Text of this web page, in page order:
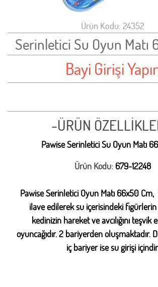
Ürün Kodu: 24352
Serinletici Su Oyun Matı
Bayi Girişi
-ÜRÜN
Pawise Serinletici Su Oyun Matı
Ürün Kodu: 679-12248
Pawise Serinletici Oyun Matı 66x50 Cm,
ilave edilerek su içerisindeki
kedinizin hareket ve avcılığını teşvik
oyuncağıdır. 2 bariyerden oluşmaktadır.
iç bariyer ise su girişi